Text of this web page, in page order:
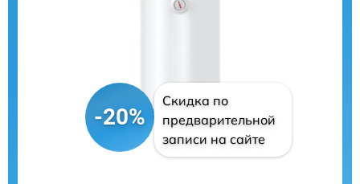
-20%
Скидка по
предварительной
записи на сайте